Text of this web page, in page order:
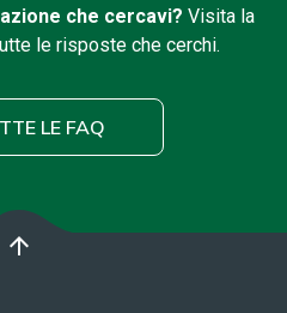
che cercavi? Visita la
le risposte che cerchi.
LE FAQ
arrow_upward